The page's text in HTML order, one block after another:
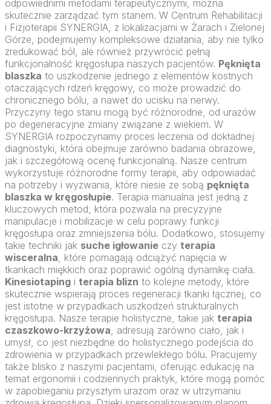
odpowiednimi metodami terapeutycznymi, można
skutecznie zarządzać tym stanem. W Centrum Rehabilitacji
i Fizjoterapii SYNERGIA, z lokalizacjami w Żarach i Zielonej
Górze, podejmujemy kompleksowe działania, aby nie tylko
zredukować ból, ale również przywrócić pełną
funkcjonalność kręgosłupa naszych pacjentów. Pęknięta
blaszka to uszkodzenie jednego z elementów kostnych
otaczających rdzeń kręgowy, co może prowadzić do
chronicznego bólu, a nawet do ucisku na nerwy.
Przyczyny tego stanu mogą być różnorodne, od urazów
po degeneracyjne zmiany związane z wiekiem. W
SYNERGIA rozpoczynamy proces leczenia od dokładnej
diagnostyki, która obejmuje zarówno badania obrazowe,
jak i szczegółową ocenę funkcjonalną. Nasze centrum
wykorzystuje różnorodne formy terapii, aby odpowiadać
na potrzeby i wyzwania, które niesie ze sobą pęknięta
blaszka w kręgosłupie. Terapia manualna jest jedną z
kluczowych metod, która pozwala na precyzyjne
manipulacje i mobilizacje w celu poprawy funkcji
kręgosłupa oraz zmniejszenia bólu. Dodatkowo, stosujemy
takie techniki jak suche igłowanie czy terapia
wisceralna, które pomagają odciążyć napięcia w
tkankach miękkich oraz poprawić ogólną dynamikę ciała.
Kinesiotaping i terapia blizn to kolejne metody, które
skutecznie wspierają proces regeneracji tkanki łącznej, co
jest istotne w przypadkach uszkodzeń strukturalnych
kręgosłupa. Nasze terapie holistyczne, takie jak terapia
czaszkowo-krzyżowa, adresują zarówno ciało, jak i
umysł, co jest niezbędne do holistycznego podejścia do
zdrowienia w przypadkach przewlekłego bólu. Pracujemy
także blisko z naszymi pacjentami, oferując edukację na
temat ergonomii i codziennych praktyk, które mogą pomóc
w zapobieganiu przyszłym urazom oraz w utrzymaniu